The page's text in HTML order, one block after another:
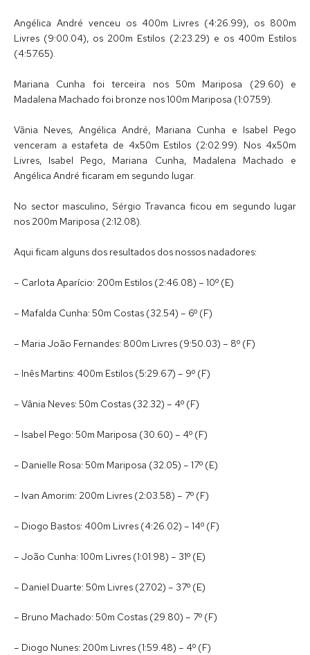
Angélica André venceu os 400m Livres (4:26.99), os 800m
Livres (9:00.04), os 200m Estilos (2:23.29) e os 400m Estilos
(4:57.65).
Mariana Cunha foi terceira nos 50m Mariposa (29.60) e
Madalena Machado foi bronze nos 100m Mariposa (1:07.59).
Vânia Neves, Angélica André, Mariana Cunha e Isabel Pego
venceram a estafeta de 4x50m Estilos (2:02.99). Nos 4x50m
Livres, Isabel Pego, Mariana Cunha, Madalena Machado e
Angélica André ficaram em segundo lugar.
No sector masculino, Sérgio Travanca ficou em segundo lugar
nos 200m Mariposa (2:12.08).
Aqui ficam alguns dos resultados dos nossos nadadores:
– Carlota Aparício: 200m Estilos (2:46.08) – 10º (E)
– Mafalda Cunha: 50m Costas (32.54) – 6º (F)
– Maria João Fernandes: 800m Livres (9:50.03) – 8º (F)
– Inês Martins: 400m Estilos (5:29.67) – 9º (F)
– Vânia Neves: 50m Costas (32.32) – 4º (F)
– Isabel Pego: 50m Mariposa (30.60) – 4º (F)
– Danielle Rosa: 50m Mariposa (32.05) – 17º (E)
– Ivan Amorim: 200m Livres (2:03.58) – 7º (F)
– Diogo Bastos: 400m Livres (4:26.02) – 14º (F)
– João Cunha: 100m Livres (1:01.98) – 31º (E)
– Daniel Duarte: 50m Livres (27.02) – 37º (E)
– Bruno Machado: 50m Costas (29.80) – 7º (F)
– Diogo Nunes: 200m Livres (1:59.48) – 4º (F)